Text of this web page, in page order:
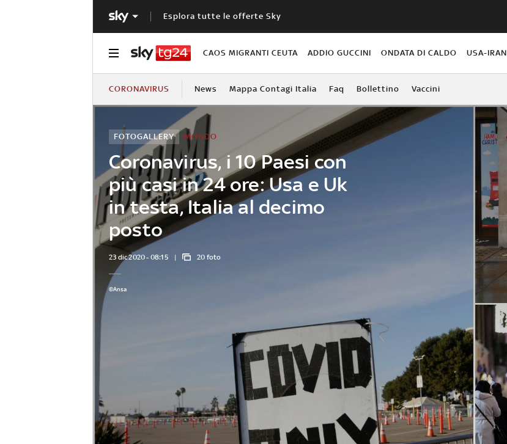
Esplora tutte le offerte Sky
CAOS MIGRANTI CEUTA ADDIO GUCCINI ONDATA DI CALDO USA-IRAN
CORONAVIRUS News Mappa Contagi Italia Faq Bollettino Vaccini
Coronavirus, i 10 Paesi con
più casi in 24 ore: Usa e Uk
in testa, Italia al decimo
posto
MONDO
FOTOGALLERY
23 dic 2020 - 08:15 20 foto
©Ansa